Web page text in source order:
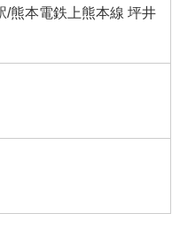
/熊本電鉄上熊本線 坪井